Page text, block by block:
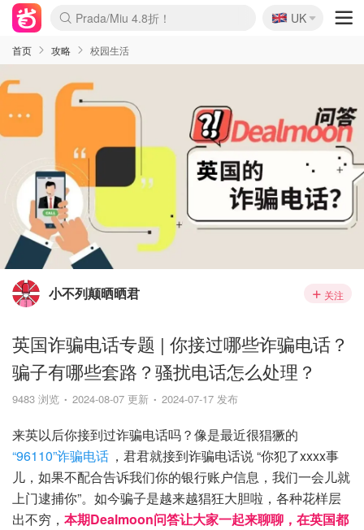
麦卢卡蜂蜜夏促！个位数！
Prada/Miu 4.8折！
啥？必胜客披萨5折！
🇬🇧
UK
首页 攻略 校园生活
小不列颠晒晒君 关注
英国诈骗电话专题 | 你接过哪些诈骗电话？
骗子有哪些套路？骚扰电话怎么处理？
9483 浏览 2024-08-07 更新 2024-07-17 发布
来英以后你接到过诈骗电话吗？像是最近很猖獗的
“96110”诈骗电话 ，君君就接到诈骗电话说 “你犯了xxxx事
儿，如果不配合告诉我们你的银行账户信息，我们一会儿就
上门逮捕你”。如今骗子是越来越猖狂大胆啦，各种花样层
出不穷， 本期Dealmoon问答让大家一起来聊聊，在英国都